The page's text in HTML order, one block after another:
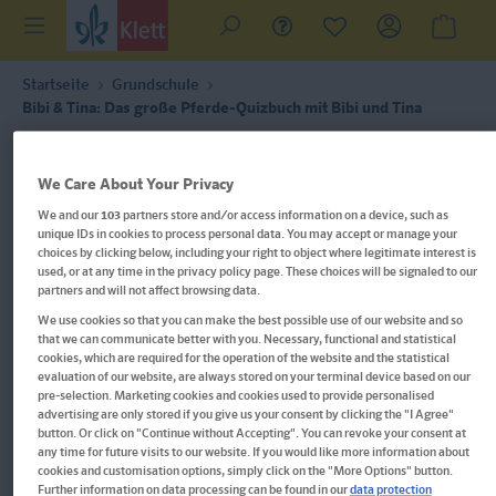
Startseite
Grundschule
Bibi & Tina: Das große Pferde-Quizbuch mit Bibi und Tina
Im Buch blättern
We Care About Your Privacy
We and our103partners store and/or access information on a device, such as
unique IDs in cookies to process personal data. You may accept or manage your
choices by clicking below, including your right to object where legitimate interest is
used, or at any time in the privacy policy page. These choices will be signaled to our
partners and will not affect browsing data.
We use cookies so that you can make the best possible use of our website and so
that we can communicate better with you. Necessary, functional and statistical
cookies, which are required for the operation of the website and the statistical
evaluation of our website, are always stored on your terminal device based on our
pre-selection. Marketing cookies and cookies used to provide personalised
advertising are only stored if you give us your consent by clicking the "I Agree"
button. Or click on "Continue without Accepting". You can revoke your consent at
any time for future visits to our website. If you would like more information about
cookies and customisation options, simply click on the "More Options" button.
Further information on data processing can be found in ourdata protection